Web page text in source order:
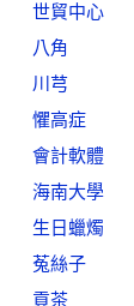
世貿中心
八角
川芎
懼高症
會計軟體
海南大學
生日蠟燭
菟絲子
貢茶